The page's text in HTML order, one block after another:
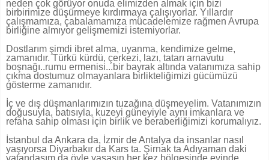
neden çok görüyor onuda elimizden almak için bizi
birbirimize düşürmeye kırdırmaya çalışıyorlar. Yıllardır
çalışmamıza, çabalamamıza mücadelemize rağmen Avrupa
birliğine almıyor gelişmemizi istemiyorlar.
Dostlarım şimdi ibret alma, uyanma, kendimize gelme,
zamanıdır. Türkü kürdü, çerkezi, lazı, tatarı arnavutu
boşnağı..rumu ermenisi...bir bayrak altında vatanımıza sahip
çıkma dostumuz olmayanlara birlikteliğimizi gücümüzü
gösterme zamanıdır.
İç ve dış düşmanlarımızın tuzağına düşmeyelim. Vatanımızın
doğusuyla, batısıyla, kuzeyi güneyiyle aynı imkanlara ve
refaha sahip olması için birlik ve beraberliğimizi korumalıyız.
İstanbul da Ankara da, İzmir de Antalya da insanlar nasıl
yaşıyorsa Diyarbakır da Kars ta. Şirnak ta Adıyaman daki